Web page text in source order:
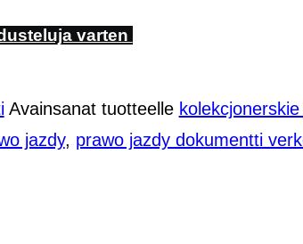
varten
Avainsanat tuotteelle
jazdy, prawo jazdy dokumentti